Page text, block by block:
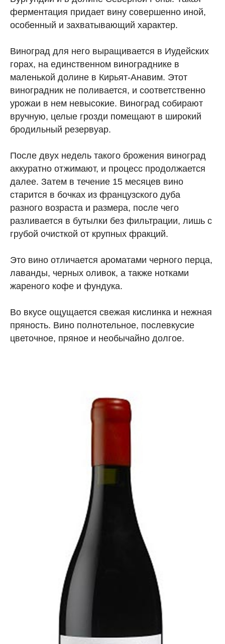
ферментация придает вину совершенно иной,
особенный и захватывающий характер.
Виноград для него выращивается в Иудейских
горах, на единственном винограднике в
маленькой долине в Кирьят-Анавим. Этот
виноградник не поливается, и соответственно
урожаи в нем невысокие. Виноград собирают
вручную, целые грозди помещают в широкий
бродильный резервуар.
После двух недель такого брожения виноград
аккуратно отжимают, и процесс продолжается
далее. Затем в течение 15 месяцев вино
старится в бочках из французского дуба
разного возраста и размера, после чего
разливается в бутылки без фильтрации, лишь с
грубой очисткой от крупных фракций.
Это вино отличается ароматами черного перца,
лаванды, черных оливок, а также нотками
жареного кофе и фундука.
Во вкусе ощущается свежая кислинка и нежная
пряность. Вино полнотельное, послевкусие
цветочное, пряное и необычайно долгое.